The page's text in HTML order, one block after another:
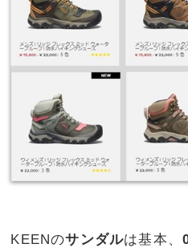
KEENのサンダルは基本、